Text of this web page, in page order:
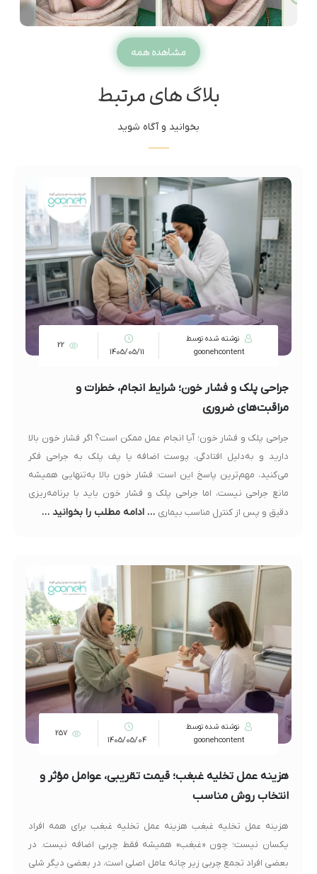
مشاهده همه
بلاگ های مرتبط
بخوانید و آگاه شوید
نوشته شده توسط
goonehcontent
1405/05/11
22
جراحی پلک و فشار خون؛ شرایط انجام، خطرات و
مراقبت‌های ضروری
جراحی پلک و فشار خون؛ آیا انجام عمل ممکن است؟ اگر فشار خون بالا
دارید و به‌دلیل افتادگی، پوست اضافه یا پف پلک به جراحی فکر
می‌کنید، مهم‌ترین پاسخ این است: فشار خون بالا به‌تنهایی همیشه
مانع جراحی نیست، اما جراحی پلک و فشار خون باید با برنامه‌ریزی
دقیق و پس از کنترل مناسب بیماری … ادامه مطلب را بخوانید …
نوشته شده توسط
goonehcontent
1405/05/04
257
هزینه عمل تخلیه غبغب؛ قیمت تقریبی، عوامل مؤثر و
انتخاب روش مناسب
هزینه عمل تخلیه غبغب هزینه عمل تخلیه غبغب برای همه افراد
یکسان نیست؛ چون «غبغب» همیشه فقط چربی اضافه نیست. در
بعضی افراد تجمع چربی زیر چانه عامل اصلی است، در بعضی دیگر شلی